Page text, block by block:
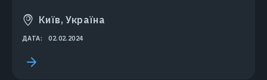
Київ, Україна
ДАТА: 02.02.2024